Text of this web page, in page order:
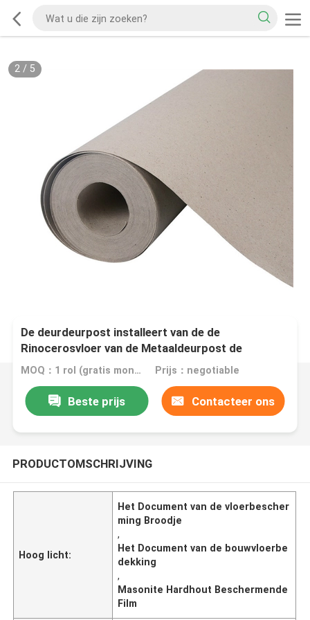
2/ 5
De deurdeurpost installeert van de de
Rinocerosvloer van de Metaaldeurpost de
Beschermingsmasonite voor het Bewegen van de
MOQ：1 rol (gratis monster van A4-formaat) Prijs：negotiable
Beste prijs Contacteer ons
PRODUCTOMSCHRIJVING
Hoog licht:
Het Document van de vloerbescher
ming Broodje
,
Het Document van de bouwvloerbe
dekking
,
Masonite Hardhout Beschermende
Film